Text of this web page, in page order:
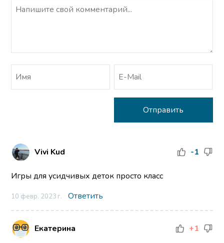
Vivi Kud -1
Игры для усидчивых деток просто класс
10 февр. 2023 г. Ответить
Екатерина +1